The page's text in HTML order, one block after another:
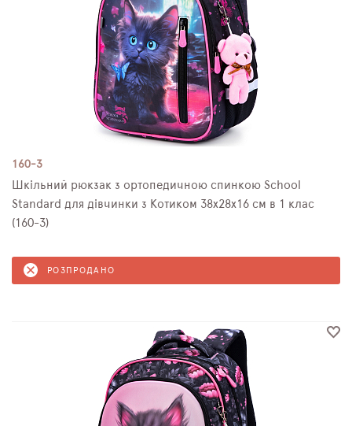
160-3
Шкільний рюкзак з ортопедичною спинкою School
Standard для дівчинки з Котиком 38х28х16 см в 1 клас
(160-3)
РОЗПРОДАНО